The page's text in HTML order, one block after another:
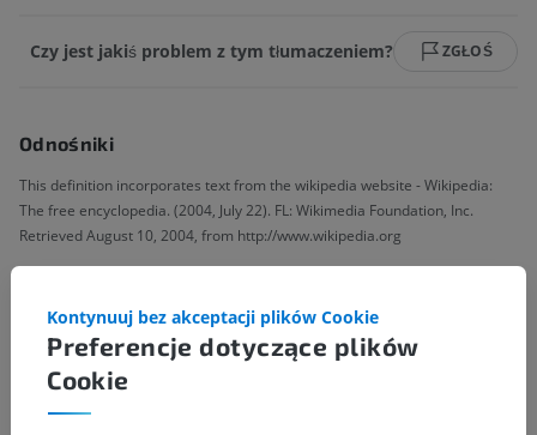
Czy jest jakiś problem z tym tłumaczeniem? ZGŁOŚ
Odnośniki
This definition incorporates text from the wikipedia website - Wikipedia:
The free encyclopedia. (2004, July 22). FL: Wikimedia Foundation, Inc.
Retrieved August 10, 2004, from http://www.wikipedia.org
Galeria
Preferencje dotyczące plików
Cookie
Kontynuuj bez akceptacji plików Cookie